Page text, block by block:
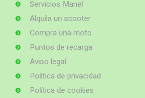
Servicios Manel
Alquila un scooter
Compra una moto
Puntos de recarga
Aviso legal
Política de privacidad
Política de cookies